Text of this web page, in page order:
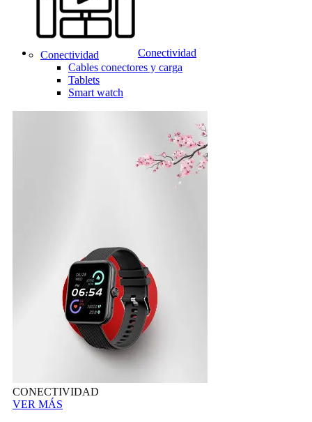
Conectividad
Conectividad
Cables conectores y carga
Tablets
Smart watch
CONECTIVIDAD
VER MÁS